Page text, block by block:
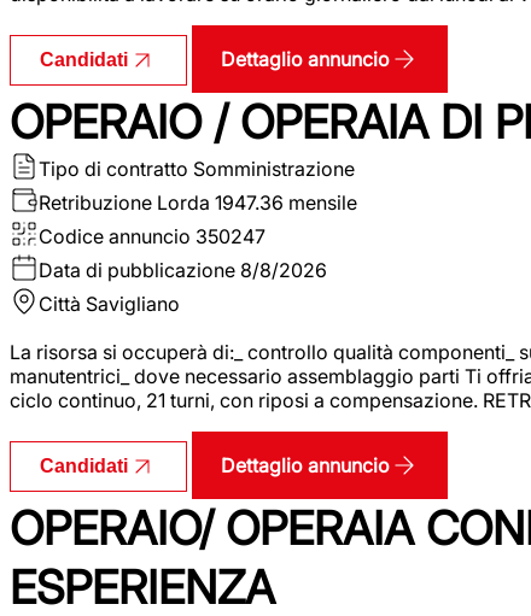
Candidati Dettaglio annuncio
OPERAIO / OPERAIA DI
Tipo di contratto Somministrazione
Retribuzione Lorda 1947.36 mensile
Codice annuncio 350247
Data di pubblicazione 8/8/2026
Città Savigliano
La risorsa si occuperà di:_ controllo qualità
manutentrici_ dove necessario assemblaggio parti Ti
ciclo continuo, 21 turni, con riposi a compensazione.
Candidati Dettaglio annuncio
OPERAIO/ OPERAIA
ESPERIENZA